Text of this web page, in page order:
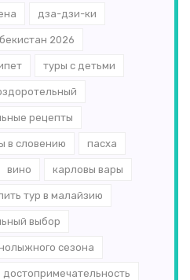
дза-дзи-ки
2026
туры с детьми
рецепты
в словению пасха
вино карловы вары
тур в малайзию
выбор
сезона
достопримечательность